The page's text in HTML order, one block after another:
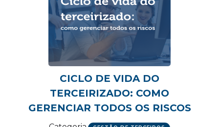
CICLO DE VIDA DO
TERCEIRIZADO: COMO
GERENCIAR TODOS OS RISCOS